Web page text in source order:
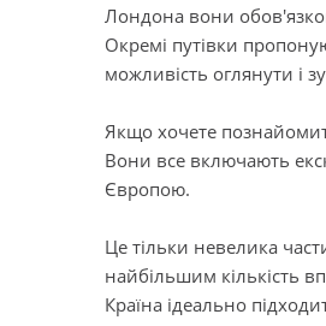
Лондона вони
Окремі путівки
можливість оглянути і
Якщо хочете
Вони все включають
Європою.
Це тільки невелика
найбільшим кількість
Країна ідеально